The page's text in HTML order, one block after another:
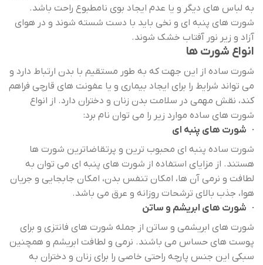
به لباس های دیگر و یا عدم ایجاد بوی نامطبوع راحت باشد.
شورت های پنبه ای و نخی باید با دست شسته شوند و در هوای
آزاد و زیر نور آفتاب خشک شوند.
انواع شورت ها
شورت ساده از این جهت که به طور مستقیم با بدن ارتباط دارد و
می تواند شرایط را برای ایجاد بیماری و یا عفونت های قارچی فراهم
کند، نقش مهمی در سلامت بدن زنان و دختران دارد. از انواع
شورت های ساده موارد زیر را می توان نام برد:
· شورت های پنبه ای
شورت ساده پنبه ای محبوب ترین و پرتقاضاترین شورت ها
هستند. از مزایای استفاده از شورت های پنبه ای می توان به
لطافت و نرمی آن ها، امکان تنفس بدن، امکان جابجایی و جریان
هوا، جذب بالای ترشحات روزانه و عرق می باشد.
· شورت های ابریشم و ساتن
شورت های ابریشمی و ساتن از جمله شورت های فانتزی و برای
پوست های حساس می باشند. نرمی و لطافت ابریشم و همچنین
سبکی این جنس پارچه راحتی خاصی را برای زنان و دختران به